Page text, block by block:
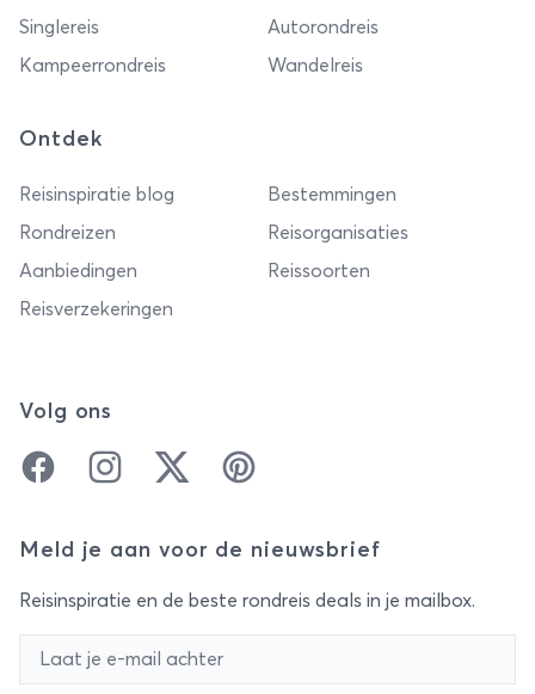
Singlereis
Autorondreis
Kampeerrondreis
Wandelreis
Ontdek
Reisinspiratie blog
Bestemmingen
Rondreizen
Reisorganisaties
Aanbiedingen
Reissoorten
Reisverzekeringen
Volg ons
FacebookInstagramTwitter Pinterest
Meld je aan voor de nieuwsbrief
Reisinspiratie en de beste rondreis deals in je mailbox.